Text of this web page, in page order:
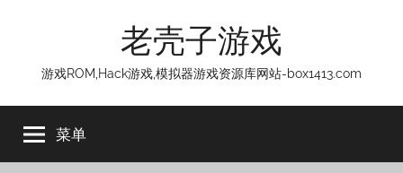
老壳子游戏
游戏ROM,Hack游戏,模拟器游戏资源库网站-box1413.com
菜单